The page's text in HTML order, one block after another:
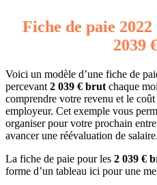
Fiche de paie
2039
Voici un modèle d’une fiche de
percevant 2 039 € brut chaque
comprendre votre revenu et le
employeur. Cet exemple vous
organiser pour votre prochain
avancer une réévaluation de salaire.
La fiche de paie pour les 2 039 €
forme d’un tableau ici pour une